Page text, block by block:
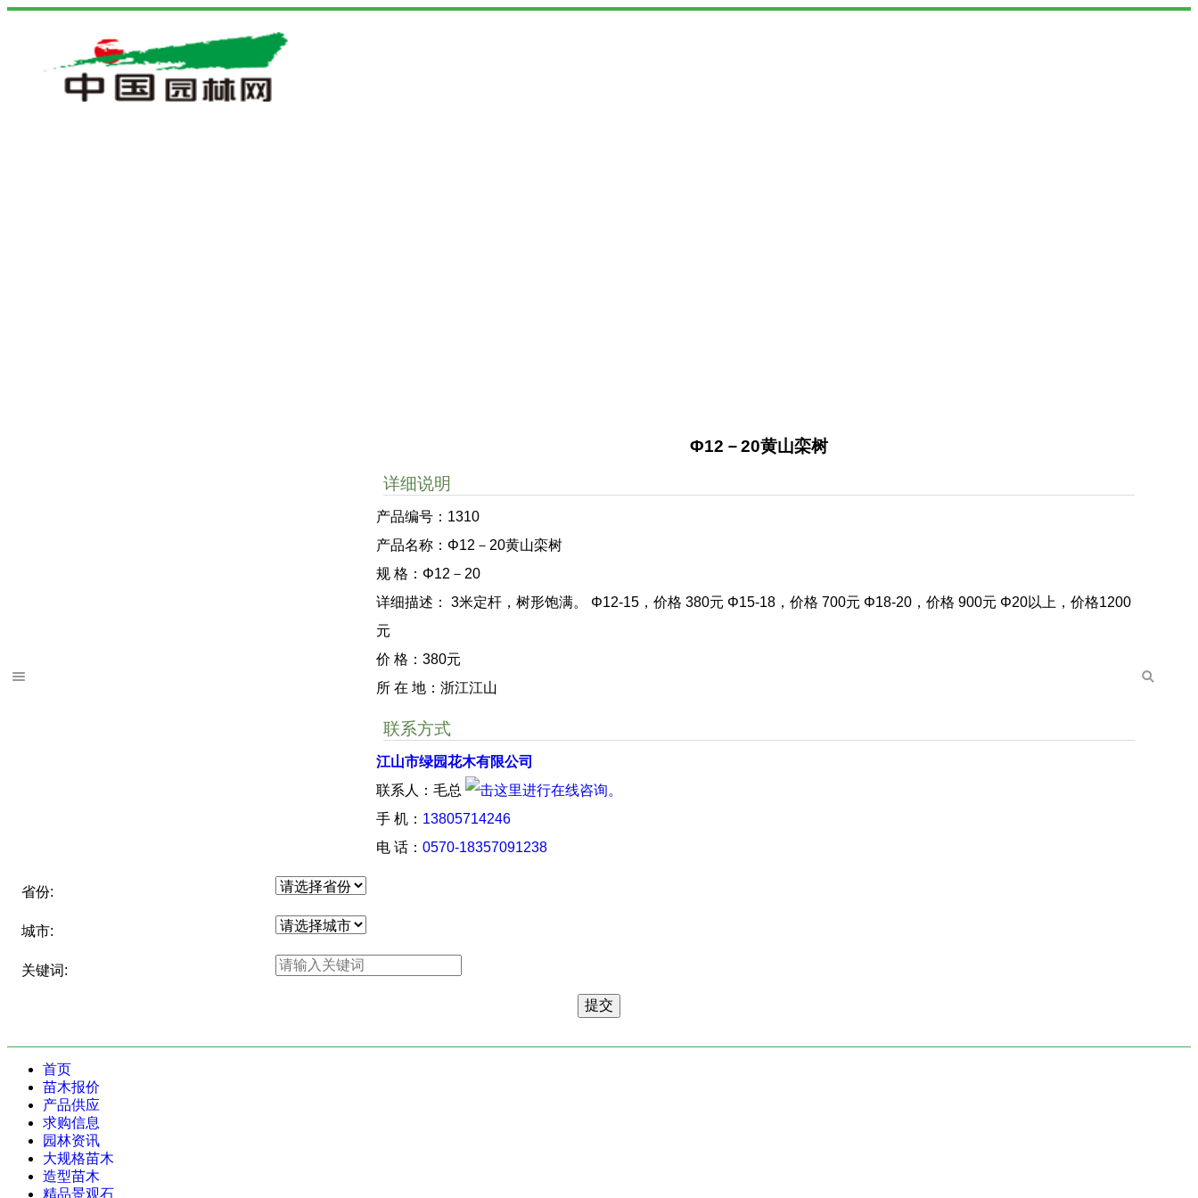
Φ12－20黄山栾树
详细说明
产品编号：1310
产品名称：Φ12－20黄山栾树
规 格：Φ12－20
详细描述： 3米定杆，树形饱满。 Φ12-15，价格 380元 Φ15-18，价格 700元 Φ18-20，价格 900元 Φ20以上，价格1200
元
价 格：380元
所 在 地：浙江江山
联系方式
江山市绿园花木有限公司
联系人：毛总
手 机： 13805714246
电 话：0570-18357091238
省份:
城市:
关键词:
首页
苗木报价
产品供应
求购信息
园林资讯
大规格苗木
造型苗木
精品景观石